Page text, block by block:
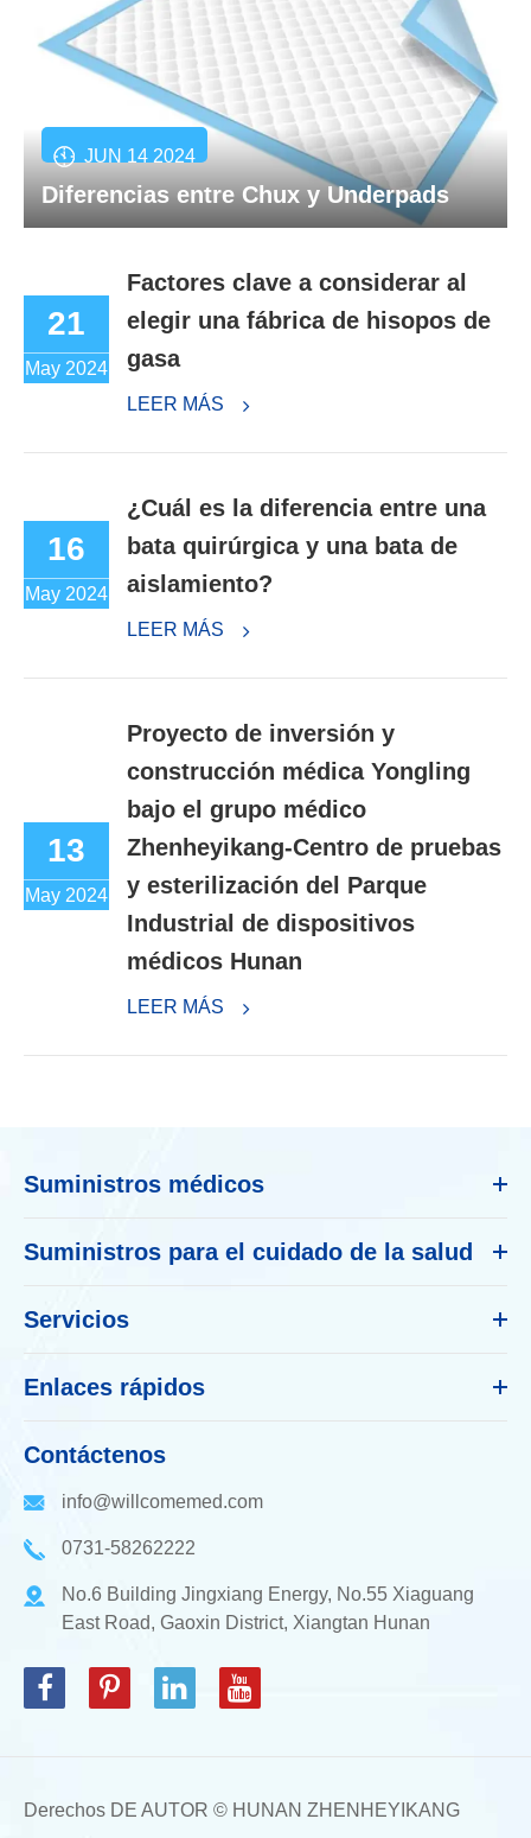
JUN 14 2024
Diferencias entre Chux y Underpads
21
May 2024
Factores clave a considerar al
elegir una fábrica de hisopos de
gasa
LEER MÁS
16
May 2024
¿Cuál es la diferencia entre una
bata quirúrgica y una bata de
aislamiento?
LEER MÁS
13
May 2024
Proyecto de inversión y
construcción médica Yongling
bajo el grupo médico
Zhenheyikang-Centro de pruebas
y esterilización del Parque
Industrial de dispositivos
médicos Hunan
LEER MÁS
Suministros médicos
Suministros para el cuidado de la salud
Servicios
Enlaces rápidos
Contáctenos
info@willcomemed.com
0731-58262222
No.6 Building Jingxiang Energy, No.55 Xiaguang
East Road, Gaoxin District, Xiangtan Hunan
Derechos DE AUTOR © HUNAN ZHENHEYIKANG